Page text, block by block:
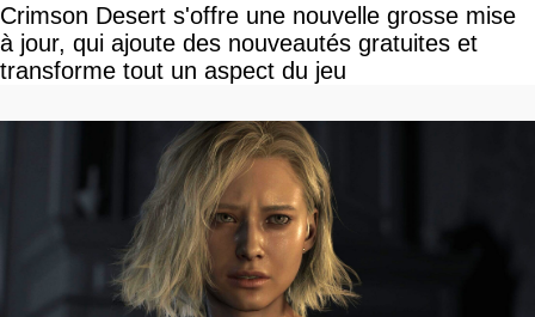
Crimson Desert s'offre une nouvelle grosse mise
à jour, qui ajoute des nouveautés gratuites et
transforme tout un aspect du jeu